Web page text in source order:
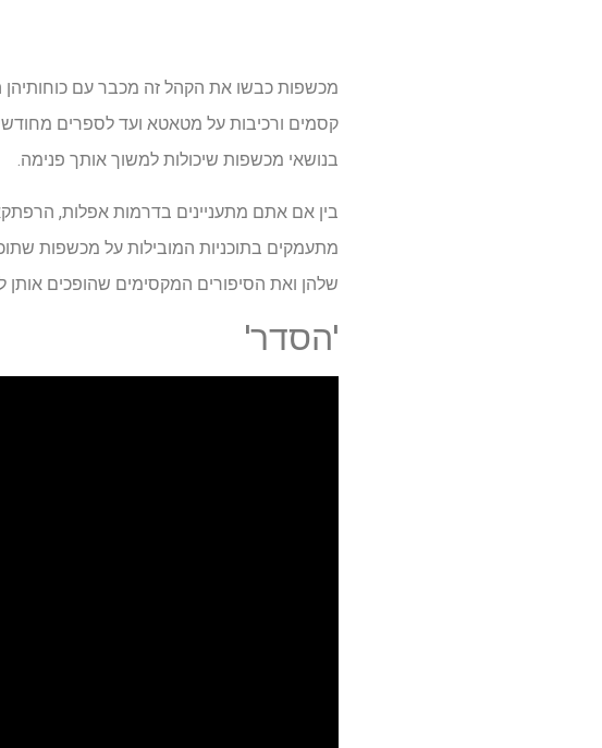
מכשפות כבשו את הקהל זה מכבר עם כוחותיהן
קסמים ורכיבות על מטאטא ועד לספרים
בנושאי מכשפות שיכולות למשוך אותך פנימה.
בין אם אתם מתעניינים בדרמות אפלות,
מתעמקים בתוכניות המובילות על מכשפות
שלהן ואת הסיפורים המקסימים שהופכים אותן
'הסדר'